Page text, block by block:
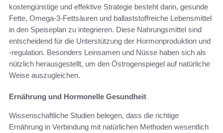
kostengünstige und effektive Strategie besteht darin, gesunde
Fette, Omega-3-Fettsäuren und ballaststoffreiche Lebensmittel
in den Speiseplan zu integrieren. Diese Nahrungsmittel sind
entscheidend für die Unterstützung der Hormonproduktion und
-regulation. Besonders Leinsamen und Nüsse haben sich als
nützlich herausgestellt, um den Östrogenspiegel auf natürliche
Weise auszugleichen.
Ernährung und Hormonelle Gesundheit
Wissenschaftliche Studien belegen, dass die richtige
Ernährung in Verbindung mit natürlichen Methoden wesentlich